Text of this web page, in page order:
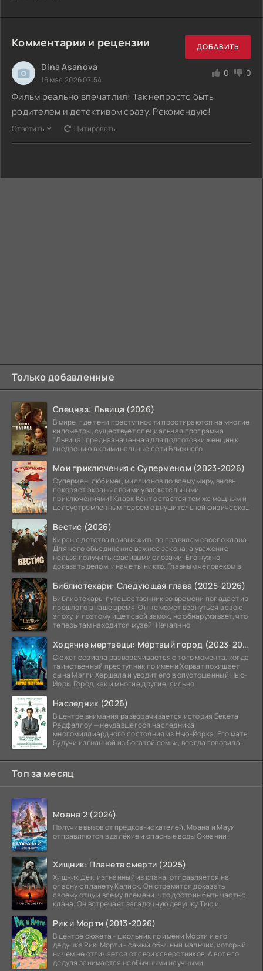
Комментарии и рецензии ДОБАВИТЬ
Dina Asanova
16 мая 2026 07:54
0 0
Фильм реально впечатлил! Так непросто быть
родителем и детективом сразу. Рекомендую!
Ответить Цитировать
Только добавленные
Спецназ: Львица (2026)
В мире, где тени преступности простираются на многие
километры, существует специальная программа
"Львица", предназначенная для подготовки женщин к
внедрению в криминальные сети Ближнего
Мои приключения с Суперменом (2023-2026)
Супермен, любимец миллионов по всему миру, вновь
покоряет экраны своими увлекательными
приключениями! Кларк Кент остается тем же мощным и
целеустремленным героем с внушительной физической
Вестис (2026)
Киран с детства привык жить по правилам своего клана.
Для него объединение важнее закона, а уважение
нельзя получить красивыми словами. Его нужно
доказать делом, иначе ты никто. Главным человеком в
Библиотекари: Следующая глава (2025-2026)
Библиотекарь-путешественник во времени попадает из
прошлого в наше время. Он не может вернуться в свою
эпоху, и поэтому ищет свой замок, но обнаруживает, что
теперь там находится музей. Нечаянно
Ходячие мертвецы: Мёртвый город (2023-2026)
Сюжет сериала разворачивается с того момента, когда
таинственный преступник по имени Хорват похищает
сына Мэгги Хершела и уводит его в опустошенный Нью-
Йорк. Город, как и многие другие, сильно
Наследник (2026)
В центре внимания разворачивается история Бекета
Редфеллоу — неудавшегося наследника
многомиллиардного состояния из Нью-Йорка. Его мать,
будучи изгнанной из богатой семьи, всегда говорила
Топ за месяц
Моана 2 (2024)
Получив вызов от предков-искателей, Моана и Мауи
отправляются в далёкие и опасные воды Океании.
Хищник: Планета смерти (2025)
Хищник Дек, изгнанный из клана, отправляется на
опасную планету Калиск. Он стремится доказать
своему отцу и всему племени, что достоин быть частью
клана. Он встречает загадочную девушку Тию и
Рик и Морти (2013-2026)
В центре сюжета - школьник по имени Морти и его
дедушка Рик. Морти - самый обычный мальчик, который
ничем не отличается от своих сверстников. А вот его
дедуля занимается необычными научными